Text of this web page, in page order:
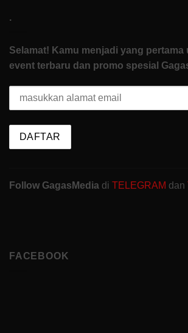
.
Selamat! Kamu menjadi yang pertama
event terbaru dan promo spesial
Follow GagasMedia di TELEGRAM dan
FACEBOOK